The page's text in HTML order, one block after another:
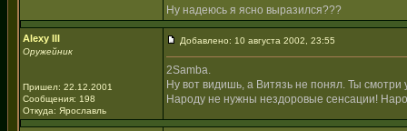
Ну надеюсь я ясно выразился???
Alexy III
Оружейник
Пришел: 22.12.2001
Сообщения: 198
Откуда: Ярославль
Добавлено: 10 августа 2002, 23:55
2Samba.
Ну вот видишь, а Витязь не понял. Ты смотри
Народу не нужны нездоровые сенсации!